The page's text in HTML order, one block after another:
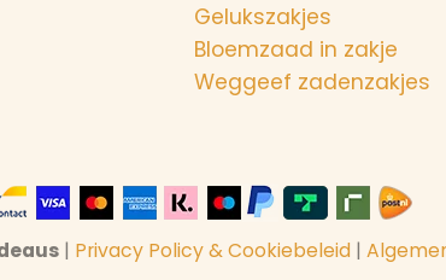
Gelukszakjes
Bloemzaad in zakje
Weggeef zadenzakjes
| Privacy Policy & Cookiebeleid |